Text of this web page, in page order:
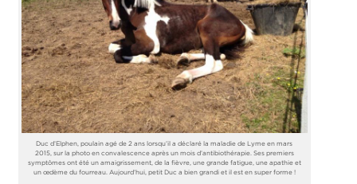
Duc d’Elphen, poulain agé de 2 ans lorsqu’il a déclaré la maladie de Lyme en mars
2015, sur la photo en convalescence après un mois d’antibiothérapie. Ses premiers
symptômes ont été un amaigrissement, de la fièvre, une grande fatigue, une apathie et
un œdème du fourreau. Aujourd’hui, petit Duc a bien grandi et il est en super forme !